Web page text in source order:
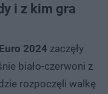
i z kim gra
2024 zaczęły
biało-czerwoni z
rozpoczęli walkę